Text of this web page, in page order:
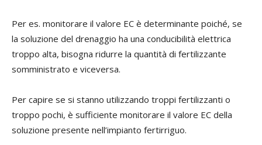
Per es. monitorare il valore EC è determinante poiché, se
la soluzione del drenaggio ha una conducibilità elettrica
troppo alta, bisogna ridurre la quantità di fertilizzante
somministrato e viceversa.
Per capire se si stanno utilizzando troppi fertilizzanti o
troppo pochi, è sufficiente monitorare il valore EC della
soluzione presente nell’impianto fertirriguo.